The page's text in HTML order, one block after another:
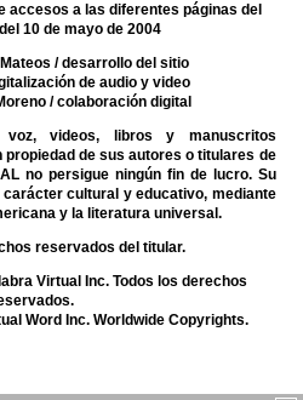
accesos a las diferentes páginas del
10 de mayo de 2004
/ desarrollo del sitio
de audio y video
/ colaboración digital
videos, libros y manuscritos
de sus autores o titulares de
no persigue ningún fin de lucro. Su
cultural y educativo, mediante
y la literatura universal.
reservados del titular.
Virtual Inc. Todos los derechos
Word Inc. Worldwide Copyrights.